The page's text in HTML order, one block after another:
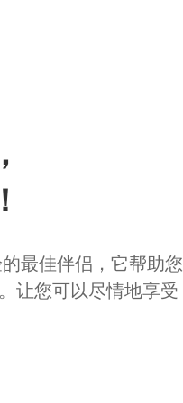
最佳伴侣，它帮助您
让您可以尽情地享受